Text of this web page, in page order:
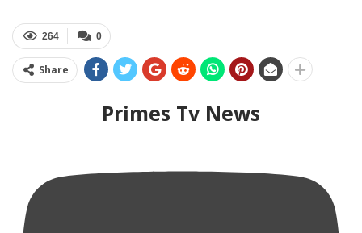
0
264
Share
Primes Tv News